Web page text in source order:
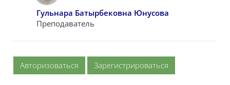
Гульнара Батырбековна Юнусова
Преподаватель
Авторизоваться Зарегистрироваться